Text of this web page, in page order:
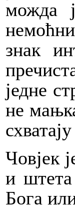
можда
знак
једне
не
Човјек
и
Бога